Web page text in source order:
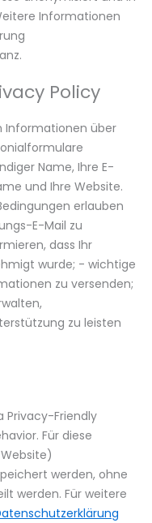
Informationen
Policy
Informationen über
Name, Ihre E-
und Ihre Website.
erlauben
E-Mail zu
dass Ihr
wurde; - wichtige
zu versenden;
zu leisten
Privacy-Friendly
Für diese
werden, ohne
werden. Für weitere